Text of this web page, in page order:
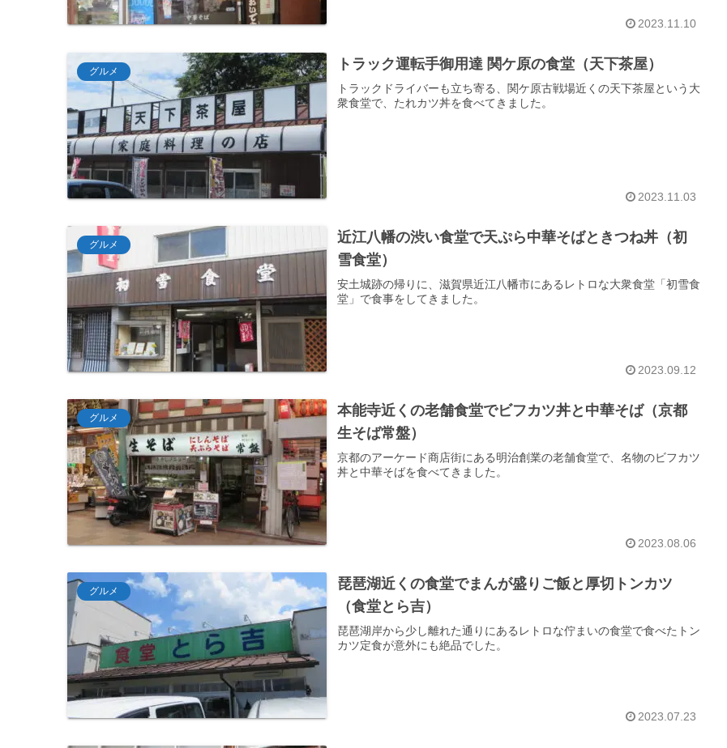
2023.11.10
グルメ トラック運転手御用達 関ケ原の食堂（天下茶屋）
トラックドライバーも立ち寄る、関ケ原古戦場近くの天下茶屋という大
衆食堂で、たれカツ丼を食べてきました。
2023.11.03
グルメ
近江八幡の渋い食堂で天ぷら中華そばときつね丼（初
雪食堂）
安土城跡の帰りに、滋賀県近江八幡市にあるレトロな大衆食堂「初雪食
堂」で食事をしてきました。
2023.09.12
グルメ
本能寺近くの老舗食堂でビフカツ丼と中華そば（京都
生そば常盤）
京都のアーケード商店街にある明治創業の老舗食堂で、名物のビフカツ
丼と中華そばを食べてきました。
2023.08.06
グルメ
琵琶湖近くの食堂でまんが盛りご飯と厚切トンカツ
（食堂とら吉）
琵琶湖岸から少し離れた通りにあるレトロな佇まいの食堂で食べたトン
カツ定食が意外にも絶品でした。
2023.07.23